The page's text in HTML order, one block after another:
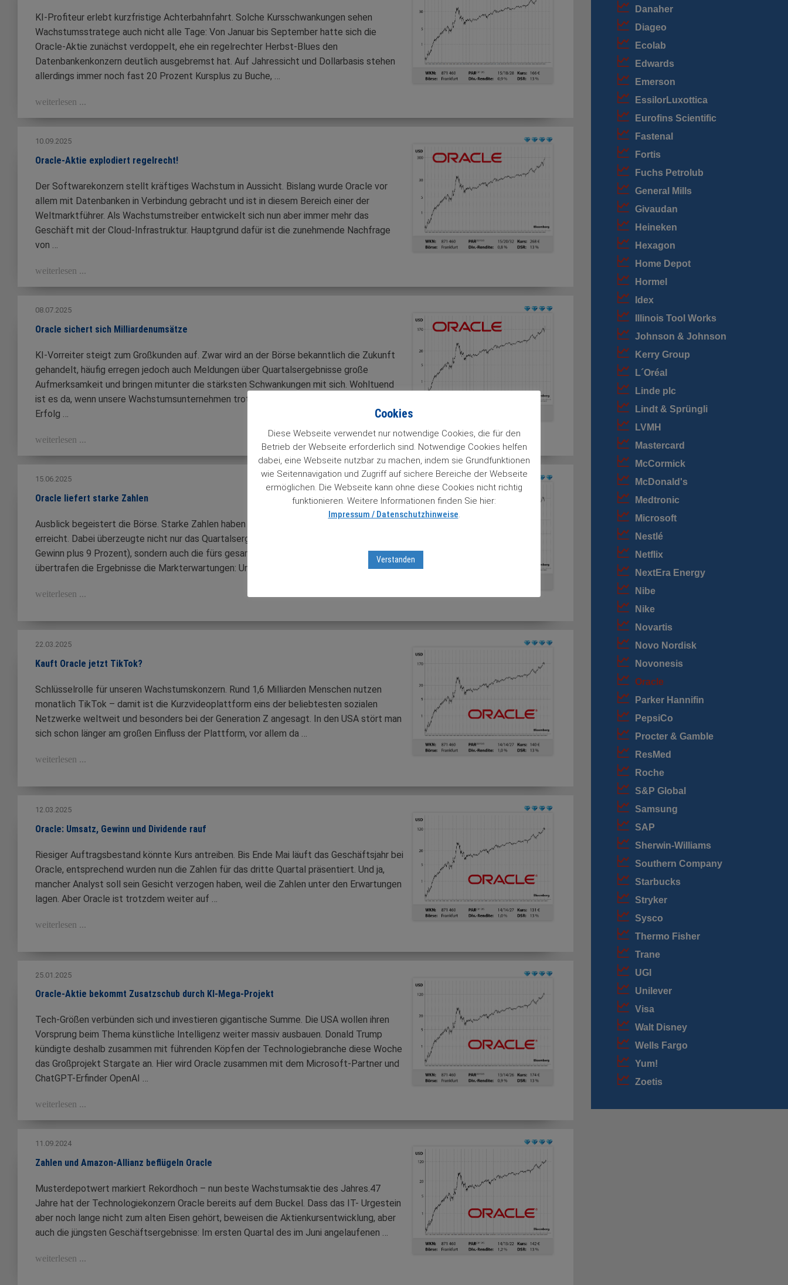
KI-Profiteur erlebt kurzfristige Achterbahnfahrt. Solche Kursschwankungen sehen
Wachstumsstratege auch nicht alle Tage: Von Januar bis September hatte sich die
Oracle-Aktie zunächst verdoppelt, ehe ein regelrechter Herbst-Blues den
Datenbankenkonzern deutlich ausgebremst hat. Auf Jahressicht und Dollarbasis stehen
allerdings immer noch fast 20 Prozent Kursplus zu Buche, …
weiterlesen ...
10.09.2025
Oracle-Aktie explodiert regelrecht!
Der Softwarekonzern stellt kräftiges Wachstum in Aussicht. Bislang wurde Oracle vor
allem mit Datenbanken in Verbindung gebracht und ist in diesem Bereich einer der
Weltmarktführer. Als Wachstumstreiber entwickelt sich nun aber immer mehr das
Geschäft mit der Cloud-Infrastruktur. Hauptgrund dafür ist die zunehmende Nachfrage
von …
weiterlesen ...
08.07.2025
Oracle sichert sich Milliardenumsätze
KI-Vorreiter steigt zum Großkunden auf. Zwar wird an der Börse bekanntlich die Zukunft
gehandelt, häufig erregen jedoch auch Meldungen über Quartalsergebnisse große
Aufmerksamkeit und bringen mitunter die stärksten Schwankungen mit sich. Wohltuend
ist es da, wenn unsere Wachstumsunternehmen trotz des Fokus auf den kurzfristigen
Erfolg …
weiterlesen ...
15.06.2025
Oracle liefert starke Zahlen
Ausblick begeistert die Börse. Starke Zahlen haben uns vom Softwarekonzern Oracle
erreicht. Dabei überzeugte nicht nur das Quartalsergebnis (Umsatz plus 11 Prozent,
Gewinn plus 9 Prozent), sondern auch die fürs gesamte Geschäftsjahr. Und auch hier
übertrafen die Ergebnisse die Markterwartungen: Unter dem Strich kletterte der …
weiterlesen ...
22.03.2025
Kauft Oracle jetzt TikTok?
Schlüsselrolle für unseren Wachstumskonzern. Rund 1,6 Milliarden Menschen nutzen
monatlich TikTok – damit ist die Kurzvideoplattform eins der beliebtesten sozialen
Netzwerke weltweit und besonders bei der Generation Z angesagt. In den USA stört man
sich schon länger am großen Einfluss der Plattform, vor allem da …
weiterlesen ...
12.03.2025
Oracle: Umsatz, Gewinn und Dividende rauf
Riesiger Auftragsbestand könnte Kurs antreiben. Bis Ende Mai läuft das Geschäftsjahr bei
Oracle, entsprechend wurden nun die Zahlen für das dritte Quartal präsentiert. Und ja,
mancher Analyst soll sein Gesicht verzogen haben, weil die Zahlen unter den Erwartungen
lagen. Aber Oracle ist trotzdem weiter auf …
weiterlesen ...
25.01.2025
Oracle-Aktie bekommt Zusatzschub durch KI-Mega-Projekt
Tech-Größen verbünden sich und investieren gigantische Summe. Die USA wollen ihren
Vorsprung beim Thema künstliche Intelligenz weiter massiv ausbauen. Donald Trump
kündigte deshalb zusammen mit führenden Köpfen der Technologiebranche diese Woche
das Großprojekt Stargate an. Hier wird Oracle zusammen mit dem Microsoft-Partner und
ChatGPT-Erfinder OpenAI …
weiterlesen ...
11.09.2024
Zahlen und Amazon-Allianz beflügeln Oracle
Musterdepotwert markiert Rekordhoch – nun beste Wachstumsaktie des Jahres.47
Jahre hat der Technologiekonzern Oracle bereits auf dem Buckel. Dass das IT- Urgestein
aber noch lange nicht zum alten Eisen gehört, beweisen die Aktienkursentwicklung, aber
auch die jüngsten Geschäftsergebnisse: Im ersten Quartal des im Juni angelaufenen …
weiterlesen ...
Danaher
Diageo
Ecolab
Edwards
Emerson
EssilorLuxottica
Eurofins Scientific
Fastenal
Fortis
Fuchs Petrolub
General Mills
Givaudan
Heineken
Hexagon
Home Depot
Hormel
Idex
Illinois Tool Works
Johnson & Johnson
Kerry Group
L´Oréal
Linde plc
Lindt & Sprüngli
LVMH
Mastercard
McCormick
McDonald's
Medtronic
Microsoft
Nestlé
Netflix
NextEra Energy
Nibe
Nike
Novartis
Novo Nordisk
Novonesis
Oracle
Parker Hannifin
PepsiCo
Procter & Gamble
ResMed
Roche
S&P Global
Samsung
SAP
Sherwin-Williams
Southern Company
Starbucks
Stryker
Sysco
Thermo Fisher
Trane
UGI
Unilever
Visa
Walt Disney
Wells Fargo
Yum!
Zoetis
Cookies
Diese Webseite verwendet nur notwendige Cookies, die für den
Betrieb der Webseite erforderlich sind. Notwendige Cookies helfen
dabei, eine Webseite nutzbar zu machen, indem sie Grundfunktionen
wie Seitennavigation und Zugriff auf sichere Bereiche der Webseite
ermöglichen. Die Webseite kann ohne diese Cookies nicht richtig
funktionieren. Weitere Informationen finden Sie hier:
Impressum / Datenschutzhinweise.
Verstanden